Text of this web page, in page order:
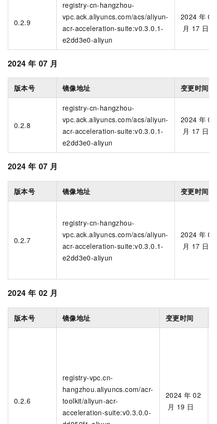
0.2.9
registry-cn-hangzhou-
vpc.ack.aliyuncs.com/acs/aliyun-
acr-acceleration-suite:v0.3.0.1-
e2dd3e0-aliyun
2024 年 07
月 17 日
2024 年 07 月
版本号 镜像地址 变更时间
0.2.8
registry-cn-hangzhou-
vpc.ack.aliyuncs.com/acs/aliyun-
acr-acceleration-suite:v0.3.0.1-
e2dd3e0-aliyun
2024 年 07
月 17 日
2024 年 07 月
版本号 镜像地址 变更时间
0.2.7
registry-cn-hangzhou-
vpc.ack.aliyuncs.com/acs/aliyun-
acr-acceleration-suite:v0.3.0.1-
e2dd3e0-aliyun
2024 年 07
月 17 日
2024 年 02 月
版本号 镜像地址 变更时间
0.2.6
registry-vpc.cn-
hangzhou.aliyuncs.com/acr-
toolkit/aliyun-acr-
acceleration-suite:v0.3.0.0-
2024 年 02
月 19 日